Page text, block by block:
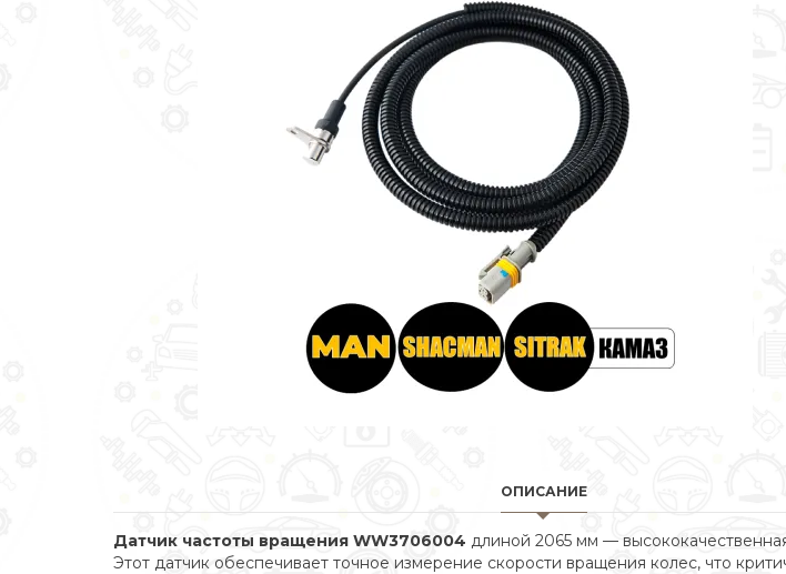
ОПИСАНИЕ
Датчик частоты вращения WW3706004 длиной 2065 мм —
Этот датчик обеспечивает точное измерение скорости вращения колес, что